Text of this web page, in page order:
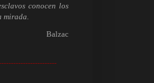
conocen los
mirada.
Balzac